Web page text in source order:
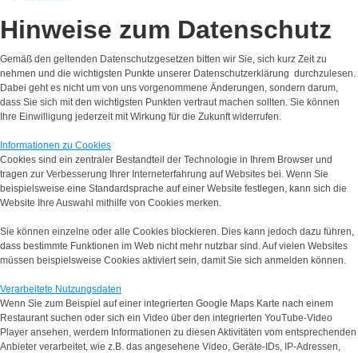
Hinweise zum Datenschutz
Gemäß den geltenden Datenschutzgesetzen bitten wir Sie, sich kurz Zeit zu
nehmen und die wichtigsten Punkte unserer Datenschutzerklärung durchzulesen.
Dabei geht es nicht um von uns vorgenommene Änderungen, sondern darum,
dass Sie sich mit den wichtigsten Punkten vertraut machen sollten. Sie können
Ihre Einwilligung jederzeit mit Wirkung für die Zukunft widerrufen.
Informationen zu Cookies
Cookies sind ein zentraler Bestandteil der Technologie in Ihrem Browser und
tragen zur Verbesserung Ihrer Interneterfahrung auf Websites bei. Wenn Sie
beispielsweise eine Standardsprache auf einer Website festlegen, kann sich die
Website Ihre Auswahl mithilfe von Cookies merken.
Sie können einzelne oder alle Cookies blockieren. Dies kann jedoch dazu führen,
dass bestimmte Funktionen im Web nicht mehr nutzbar sind. Auf vielen Websites
müssen beispielsweise Cookies aktiviert sein, damit Sie sich anmelden können.
Verarbeitete Nutzungsdaten
Wenn Sie zum Beispiel auf einer integrierten Google Maps Karte nach einem
Restaurant suchen oder sich ein Video über den integrierten YouTube-Video
Player ansehen, werdem Informationen zu diesen Aktivitäten vom entsprechenden
Anbieter verarbeitet, wie z.B. das angesehene Video, Geräte-IDs, IP-Adressen,